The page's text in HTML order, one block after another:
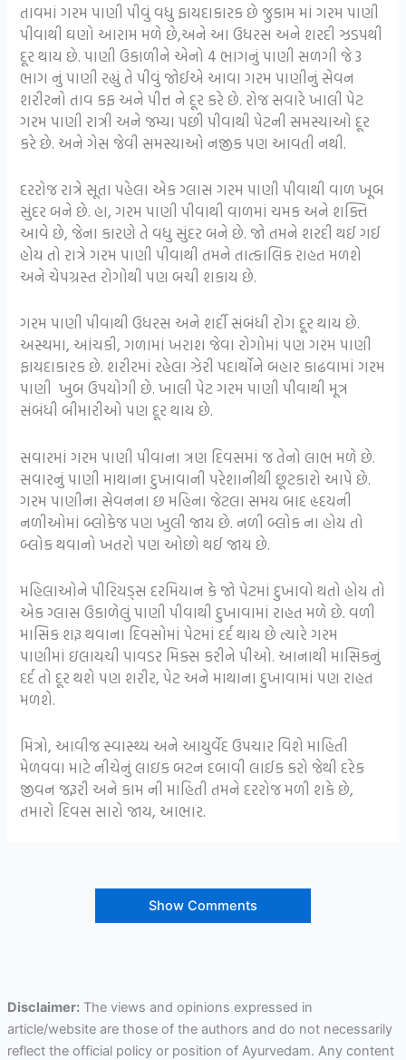
તાવમાં ગરમ ​​પાણી પીવું વધુ ફાયદાકારક છે જુકામ માં ગરમ ​​પાણી
પીવાથી ઘણો આરામ મળે છે,અને આ ઉધરસ અને શરદી ઝડપથી
દૂર થાય છે. પાણી ઉકાળીને એનો 4 ભાગનું પાણી સળગી જે 3
ભાગ નું પાણી રહ્યું તે પીવું જોઈએ આવા ગરમ પાણીનું સેવન
શરીરનો તાવ કફ અને પીત્ત ને દૂર કરે છે. રોજ સવારે ખાલી પેટ
ગરમ પાણી રાત્રી અને જમ્યા પછી પીવાથી પેટની સમસ્યાઓ દૂર
કરે છે. અને ગેસ જેવી સમસ્યાઓ નજીક પણ આવતી નથી.
દરરોજ રાત્રે સૂતા પહેલા એક ગ્લાસ ગરમ પાણી પીવાથી વાળ ખૂબ
સુંદર બને છે. હા, ગરમ પાણી પીવાથી વાળમાં ચમક અને શક્તિ
આવે છે, જેના કારણે તે વધુ સુંદર બને છે. જો તમને શરદી થઈ ગઈ
હોય તો રાત્રે ગરમ પાણી પીવાથી તમને તાત્કાલિક રાહત મળશે
અને ચેપગ્રસ્ત રોગોથી પણ બચી શકાય છે.
ગરમ પાણી પીવાથી ઉધરસ અને શર્દી સંબંધી રોગ દૂર થાય છે.
અસ્થમા, આંચકી, ગળામાં ખરાશ જેવા રોગોમાં પણ ગરમ પાણી
ફાયદાકારક છે. શરીરમાં રહેલા ઝેરી પદાર્થોને બહાર કાઢવામાં ગરમ
પાણી ખુબ ઉપયોગી છે. ખાલી પેટ ગરમ પાણી પીવાથી મૂત્ર
સંબંધી બીમારીઓ પણ દૂર થાય છે.
સવારમાં ગરમ પાણી પીવાના ત્રણ દિવસમાં જ તેનો લાભ મળે છે.
સવારનું પાણી માથાના દુખાવાની પરેશાનીથી છૂટકારો આપે છે.
ગરમ પાણીના સેવનના છ મહિના જેટલા સમય બાદ હૃદયની
નળીઓમાં બ્લોકેજ પણ ખુલી જાય છે. નળી બ્લોક ના હોય તો
બ્લોક થવાનો ખતરો પણ ઓછો થઈ જાય છે.
મહિલાઓને પીરિયડ્સ દરમિયાન કે જો પેટમાં દુખાવો થતો હોય તો
એક ગ્લાસ ઉકાળેલું પાણી પીવાથી દુખાવામાં રાહત મળે છે. વળી
માસિક શરૂ થવાના દિવસોમાં પેટમાં દર્દ થાય છે ત્યારે ગરમ
પાણીમાં ઇલાયચી પાવડર મિક્સ કરીને પીઓ. આનાથી માસિકનું
દર્દ તો દૂર થશે પણ શરીર, પેટ અને માથાના દુખાવામાં પણ રાહત
મળશે.
મિત્રો, આવીજ સ્વાસ્થ્ય અને આયુર્વેદ ઉપચાર વિશે માહિતી
મેળવવા માટે નીચેનું લાઇક બટન દબાવી લાઈક કરો જેથી દરેક
જીવન જરૂરી અને કામ ની માહિતી તમને દરરોજ મળી શકે છે,
તમારો દિવસ સારો જાય, આભાર.
Show Comments
Disclaimer:The views and opinions expressed in
article/website are those of the authors and do not necessarily
reflect the official policy or position of Ayurvedam. Any content